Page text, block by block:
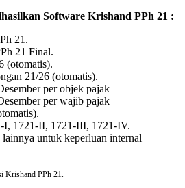
Software Krishand PPh 21 :
21.
21 Final.
(otomatis).
21/26 (otomatis).
per objek pajak
per wajib pajak
I, 1721-II, 1721-III, 1721-IV.
untuk keperluan internal
Krishand PPh 21.